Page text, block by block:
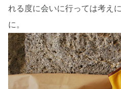
れる度に会いに行っては考え
に。